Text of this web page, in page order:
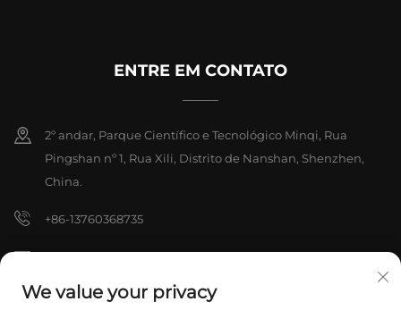
ENTRE EM CONTATO
2º andar, Parque Científico e Tecnológico Minqi, Rua
Pingshan nº 1, Rua Xili, Distrito de Nanshan, Shenzhen,
China.
+86-13760368735
[email protected]
We value your privacy